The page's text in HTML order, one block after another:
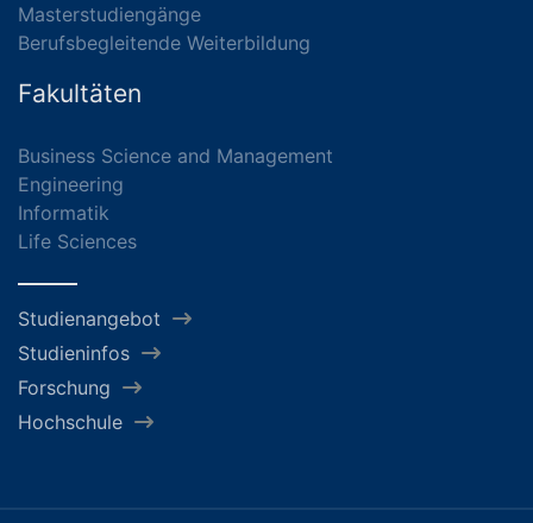
Masterstudiengänge
Berufsbegleitende Weiterbildung
Fakultäten
Business Science and Management
Engineering
Informatik
Life Sciences
Studienangebot
Studieninfos
Forschung
Hochschule